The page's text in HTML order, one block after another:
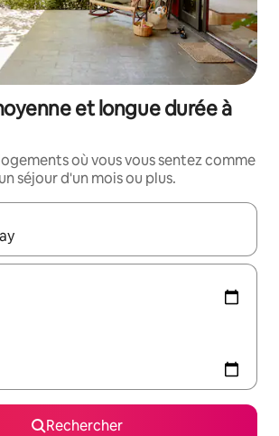
et longue durée à
où vous vous sentez comme
séjour d'un mois ou plus.
s'affichent, utilisez les flèches vers le
Rechercher